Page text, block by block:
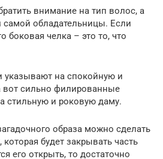
внимание на тип волос, а
самой обладательницы. Если
боковая челка – это то, что
указывают на спокойную и
вот сильно филированные
стильную и роковую даму.
образа можно сделать
будет закрывать часть
его открыть, то достаточно